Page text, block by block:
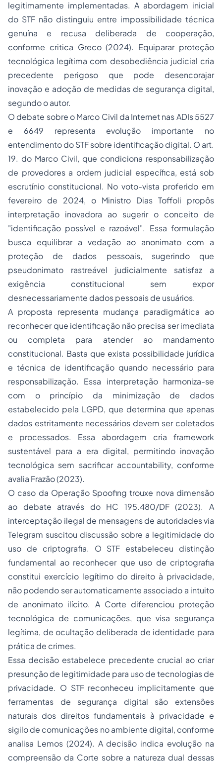
legitimamente implementadas. A abordagem inicial
do STF não distinguiu entre impossibilidade técnica
genuína e recusa deliberada de cooperação,
conforme critica Greco (2024). Equiparar proteção
tecnológica legítima com desobediência judicial cria
precedente perigoso que pode desencorajar
inovação e adoção de medidas de segurança digital,
segundo o autor.
O debate sobre o Marco Civil da Internet nas ADIs 5527
e 6649 representa evolução importante no
entendimento do STF sobre identificação digital. O art.
19. do Marco Civil, que condiciona responsabilização
de provedores a ordem judicial específica, está sob
escrutínio constitucional. No voto-vista proferido em
fevereiro de 2024, o Ministro Dias Toffoli propôs
interpretação inovadora ao sugerir o conceito de
"identificação possível e razoável". Essa formulação
busca equilibrar a vedação ao anonimato com a
proteção de dados pessoais, sugerindo que
pseudonimato rastreável judicialmente satisfaz a
exigência constitucional sem expor
desnecessariamente dados pessoais de usuários.
A proposta representa mudança paradigmática ao
reconhecer que identificação não precisa ser imediata
ou completa para atender ao mandamento
constitucional. Basta que exista possibilidade jurídica
e técnica de identificação quando necessário para
responsabilização. Essa interpretação harmoniza-se
com o princípio da minimização de dados
estabelecido pela LGPD, que determina que apenas
dados estritamente necessários devem ser coletados
e processados. Essa abordagem cria framework
sustentável para a era digital, permitindo inovação
tecnológica sem sacrificar accountability, conforme
avalia Frazão (2023).
O caso da Operação Spoofing trouxe nova dimensão
ao debate através do HC 195.480/DF (2023). A
interceptação ilegal de mensagens de autoridades via
Telegram suscitou discussão sobre a legitimidade do
uso de criptografia. O STF estabeleceu distinção
fundamental ao reconhecer que uso de criptografia
constitui exercício legítimo do direito à privacidade,
não podendo ser automaticamente associado a intuito
de anonimato ilícito. A Corte diferenciou proteção
tecnológica de comunicações, que visa segurança
legítima, de ocultação deliberada de identidade para
prática de crimes.
Essa decisão estabelece precedente crucial ao criar
presunção de legitimidade para uso de tecnologias de
privacidade. O STF reconheceu implicitamente que
ferramentas de segurança digital são extensões
naturais dos direitos fundamentais à privacidade e
sigilo de comunicações no ambiente digital, conforme
analisa Lemos (2024). A decisão indica evolução na
compreensão da Corte sobre a natureza dual dessas